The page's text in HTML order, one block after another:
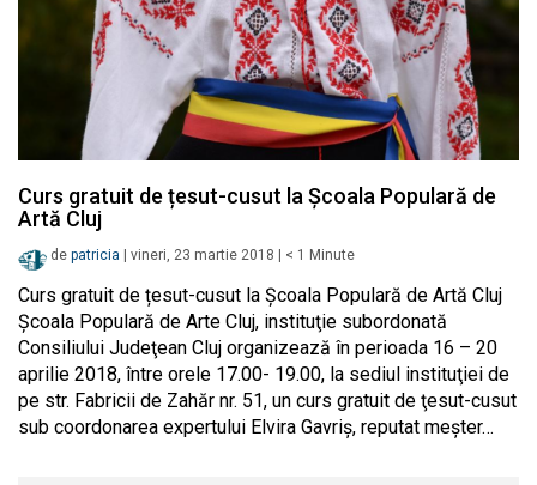
Curs gratuit de țesut-cusut la Școala Populară de
Artă Cluj
de patricia vineri, 23 martie 2018 < 1 Minute
Curs gratuit de țesut-cusut la Școala Populară de Artă Cluj
Şcoala Populară de Arte Cluj, instituţie subordonată
Consiliului Judeţean Cluj organizează în perioada 16 – 20
aprilie 2018, între orele 17.00- 19.00, la sediul instituţiei de
pe str. Fabricii de Zahăr nr. 51, un curs gratuit de ţesut-cusut
sub coordonarea expertului Elvira Gavriş, reputat meşter…